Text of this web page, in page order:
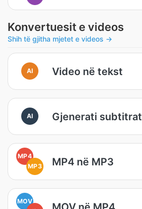
Konvertuesit e videos
Shih të gjitha mjetet e videos →
AI Video në tekst
AI Gjenerati subtitrat
MP4
MP3
MP4 në MP3
MOV